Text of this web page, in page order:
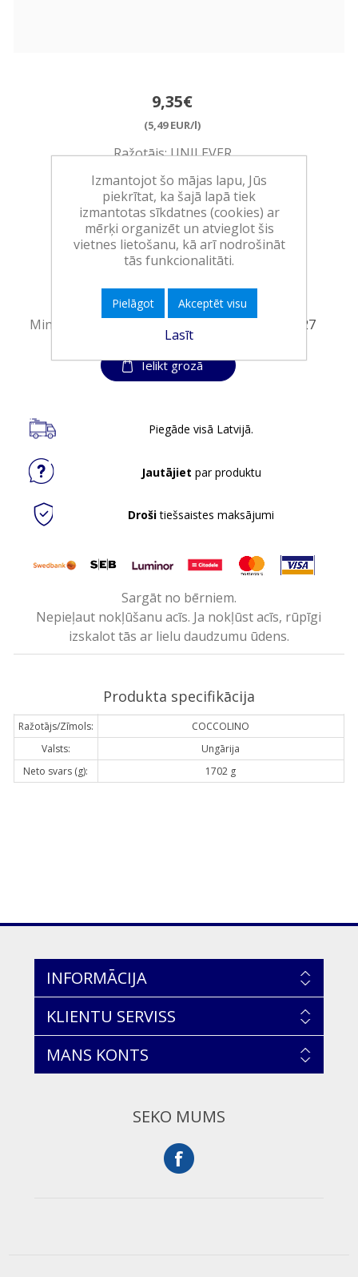
9,35€
(5,49 EUR/l)
Ražotājs:UNILEVER
Pieejamība:>10 vienības noliktavā
Art.:555481
EAN:8720181930638
Minimālais daudzums:1
Minimālais preces derīguma termiņš:30.09.2027
Ielikt grozā
Piegāde visā Latvijā.
Jautājiet par produktu
Drošitiešsaistes maksājumi
Sargāt no bērniem.
Nepieļaut nokļūšanu acīs. Ja nokļūst acīs, rūpīgi
izskalot tās ar lielu daudzumu ūdens.
Produkta specifikācija
Ražotājs/Zīmols:
COCCOLINO
Valsts:
Ungārija
Neto svars (g):
1702 g
INFORMĀCIJA
KLIENTU SERVISS
MANS KONTS
SEKO MUMS
Izmantojot šo mājas lapu, Jūs
piekrītat, ka šajā lapā tiek
izmantotas sīkdatnes (cookies) ar
mērķi organizēt un atvieglot šis
vietnes lietošanu, kā arī nodrošināt
tās funkcionalitāti.
Pielāgot Akceptēt visu
Lasīt